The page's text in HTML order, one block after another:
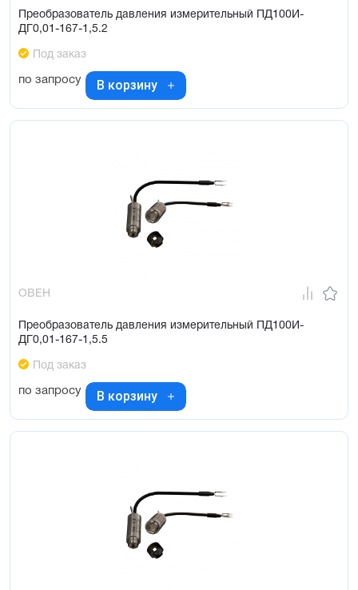
Преобразователь давления измерительный ПД100И-
ДГ0,01-167-1,5.2
Под заказ
по запросу В корзину
ОВЕН
Преобразователь давления измерительный ПД100И-
ДГ0,01-167-1,5.5
Под заказ
по запросу В корзину